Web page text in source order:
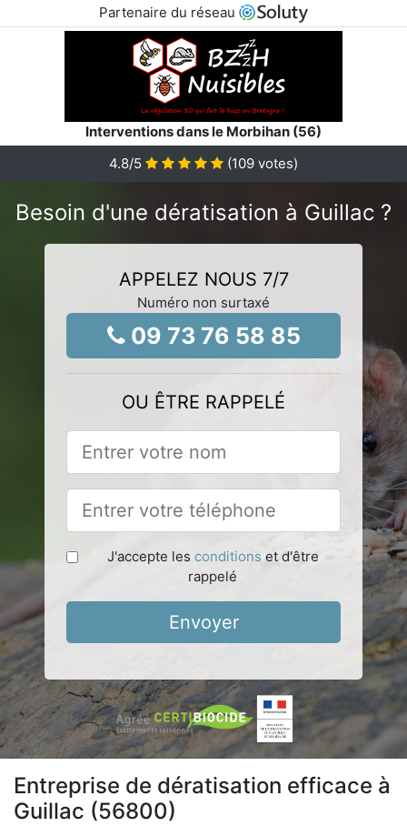
Partenaire du réseau
Interventions dans le Morbihan (56)
4.8/5 (109 votes)
Besoin d'une dératisation à Guillac ?
APPELEZ NOUS 7/7
Numéro non surtaxé
09 73 76 58 85
OU ÊTRE RAPPELÉ
J'accepte les conditions et d'être
rappelé
Envoyer
Entreprise de dératisation efficace à
Guillac (56800)